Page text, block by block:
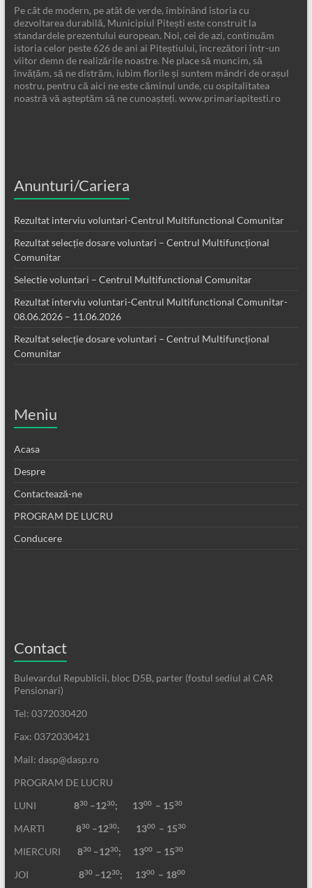
Pe cât de modern, pe atât de verde, îmbinând istoria cu
dezvoltarea durabilă, Municipiul Pitești este construit la
standardele prezentului european. Noi, cei de azi, continuăm
istoria celor peste 626 de ani ai Piteștiului, încrezători într-un
viitor demn de realizările noastre. Ne place să muncim, să
învățăm, să ne distrăm, iubim florile și suntem mândri de orașul
nostru, pentru că aici ne este căminul unde, cu ospitalitatea
noastră vă așteptăm să ne cunoașteți. www.primariapitesti.ro
Anunturi/Cariera
Rezultat interviu voluntari-Centrul Multifunctional Comunitar
Rezultat selecție dosare voluntari – Centrul Multifuncțional
Comunitar
Selectie voluntari – Centrul Multifunctional Comunitar
Rezultat interviu voluntari-Centrul Multifunctional Comunitar-
08.06.2026 – 11.06.2026
Rezultat selecție dosare voluntari – Centrul Multifuncțional
Comunitar
Meniu
Acasa
Despre
Contactează-ne
PROGRAM DE LUCRU
Conducere
Contact
Bulevardul Republicii, bloc D5B, parter (fostul sediul al CAR
Pensionari)
Tel: 0372030420
Fax: 0372030421
Mail: dasp@dasp.ro
PROGRAM DE LUCRU
LUNI
830–1230; 1300 – 1530
MARTI 830–1230; 1300 – 1530
MIERCURI 830–1230; 1300 – 1530
JOI 830–1230; 1300 – 1800